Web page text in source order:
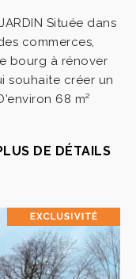
Située dans
commerces,
bourg à rénover
souhaite créer un
68 m²
DE DÉTAILS